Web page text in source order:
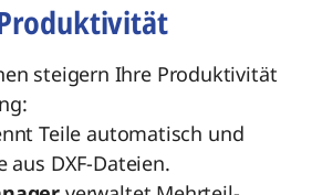
steigern Ihre Produktivität
Teile automatisch und
aus DXF-Dateien.